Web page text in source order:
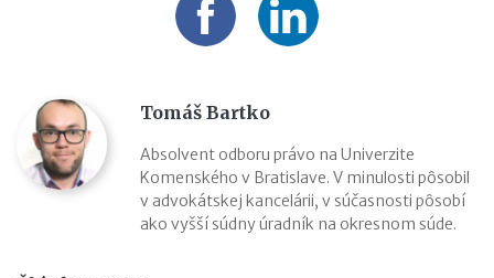
Tomáš Bartko
Absolvent odboru právo na Univerzite
Komenského v Bratislave. V minulosti pôsobil
v advokátskej kancelárii, v súčasnosti pôsobí
ako vyšší súdny úradník na okresnom súde.